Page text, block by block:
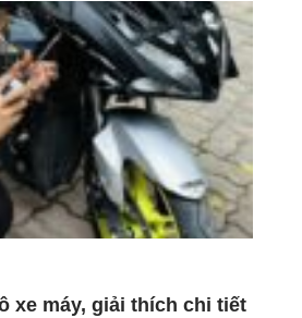
xe máy, giải thích chi tiết